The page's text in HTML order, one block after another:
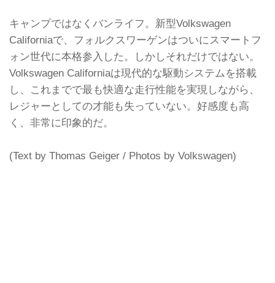
キャンプではなくバンライフ。新型Volkswagen
Californiaで、フォルクスワーゲンはついにスマートフ
ォン世代に本格参入した。しかしそれだけではない。
Volkswagen Californiaは現代的な駆動システムを搭載
し、これまでで最も快適な走行性能を実現しながら、
レジャーとしての才能も失っていない。好感度も高
く、非常に印象的だ。
(Text by Thomas Geiger / Photos by Volkswagen)